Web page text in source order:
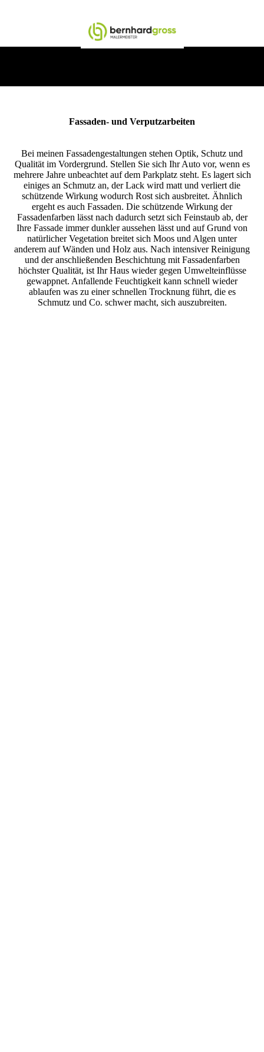
Fassaden- und Verputzarbeiten
Bei meinen Fassadengestaltungen stehen Optik, Schutz und
Qualität im Vordergrund. Stellen Sie sich Ihr Auto vor, wenn es
mehrere Jahre unbeachtet auf dem Parkplatz steht. Es lagert sich
einiges an Schmutz an, der Lack wird matt und verliert die
schützende Wirkung wodurch Rost sich ausbreitet. Ähnlich
ergeht es auch Fassaden. Die schützende Wirkung der
Fassadenfarben lässt nach dadurch setzt sich Feinstaub ab, der
Ihre Fassade immer dunkler aussehen lässt und auf Grund von
natürlicher Vegetation breitet sich Moos und Algen unter
anderem auf Wänden und Holz aus. Nach intensiver Reinigung
und der anschließenden Beschichtung mit Fassadenfarben
höchster Qualität, ist Ihr Haus wieder gegen Umwelteinflüsse
gewappnet. Anfallende Feuchtigkeit kann schnell wieder
ablaufen was zu einer schnellen Trocknung führt, die es
Schmutz und Co. schwer macht, sich auszubreiten.